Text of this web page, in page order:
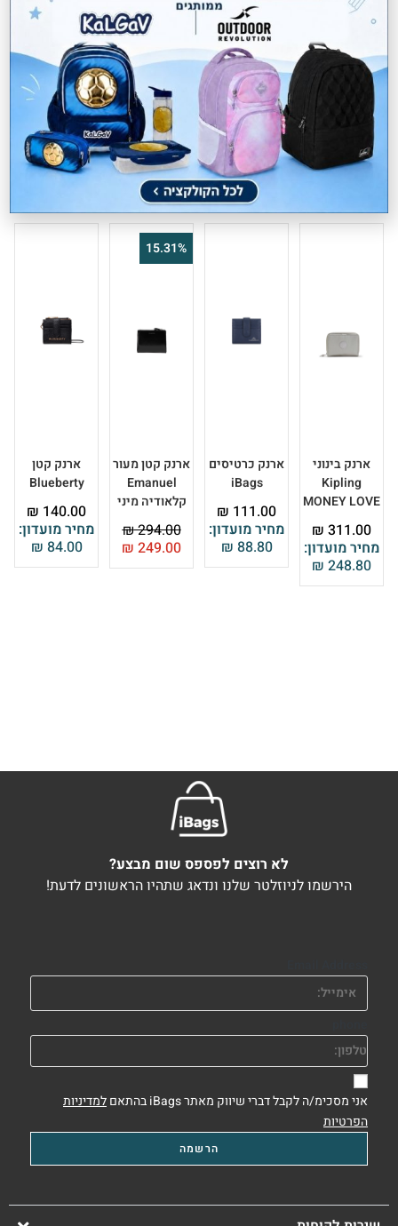
בלמעלה מ-80 מדינות ברחבי העולם.
מותג GUESS הוא מותג האופנה העולמי האהוב ביותר בזכות מגוונו הרחב
והאיכותי הכולל תיקי יוקרה וארנקים מעוצבים הוא ייחודי בזכות עיצובו
האלגנטי,חומריו ואיכותו.
ובזכות מחירו הנגיש לרבים הפך GUESS לאחד המותגים האהובים
והנמכרים ביותר בישראל.
ארנק בינוני
Kipling
MONEY LOVE
מחיר מועדון:
₪ 248.80
₪ 311.00
ארנק כרטיסים
iBags
מחיר מועדון:
₪ 88.80
₪ 111.00
15.31%
ארנק קטן מעור
Emanuel
קלאודיה מיני
₪294.00
₪ 249.00
ארנק קטן
Blueberty
מחיר מועדון:
₪ 84.00
₪ 140.00
לא רוצים לפספס שום מבצע?
הירשמו לניוזלטר שלנו ונדאג שתהיו הראשונים לדעת!
אני מסכימ/ה לקבל דברי שיווק מאתר iBags בהתאם
למדיניות
הפרטיות